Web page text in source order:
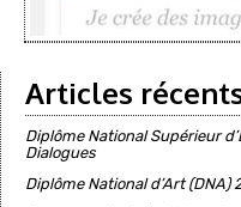
Articles
Diplôme National Supérieur
Dialogues
Diplôme National d’Art (DNA)